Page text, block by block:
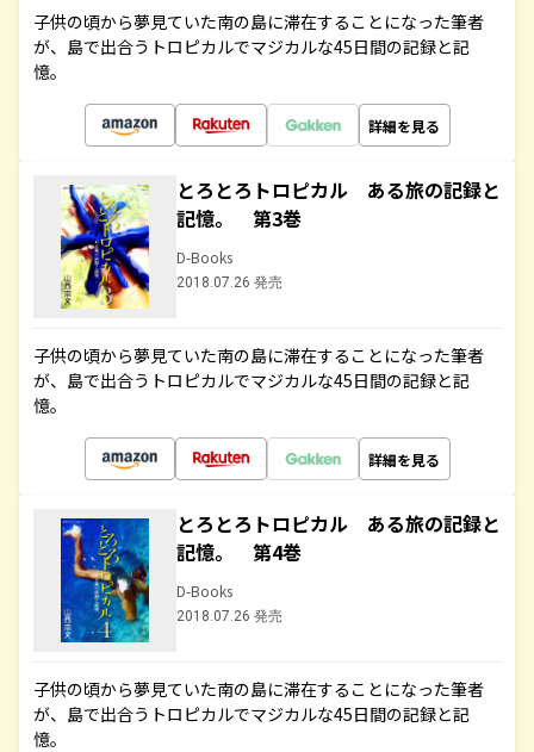
子供の頃から夢見ていた南の島に滞在することになった筆者
が、島で出合うトロピカルでマジカルな45日間の記録と記
憶。
詳細を見る
とろとろトロピカル ある旅の記録と
記憶。 第3巻
D-Books
2018.07.26 発売
子供の頃から夢見ていた南の島に滞在することになった筆者
が、島で出合うトロピカルでマジカルな45日間の記録と記
憶。
詳細を見る
とろとろトロピカル ある旅の記録と
記憶。 第4巻
D-Books
2018.07.26 発売
子供の頃から夢見ていた南の島に滞在することになった筆者
が、島で出合うトロピカルでマジカルな45日間の記録と記
憶。